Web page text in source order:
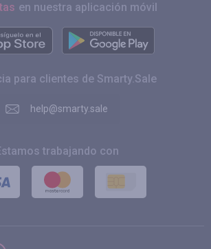
en nuestra aplicación móvil
para clientes de Smarty.Sale
help@smarty.sale
trabajando con